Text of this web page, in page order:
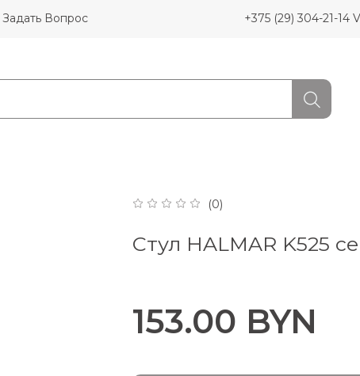
Задать Вопрос +375 (29) 304-21-14
(0)
Стул HALMAR K525
153.00 BYN